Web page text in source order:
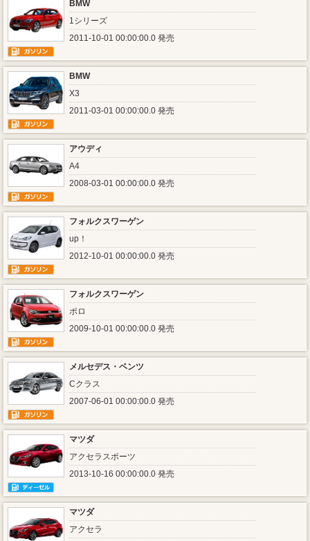
BMW
1シリーズ
2011-10-01 00:00:00.0 発売
BMW
X3
2011-03-01 00:00:00.0 発売
アウディ
A4
2008-03-01 00:00:00.0 発売
フォルクスワーゲン
up！
2012-10-01 00:00:00.0 発売
フォルクスワーゲン
ポロ
2009-10-01 00:00:00.0 発売
メルセデス・ベンツ
Cクラス
2007-06-01 00:00:00.0 発売
マツダ
アクセラスポーツ
2013-10-16 00:00:00.0 発売
マツダ
アクセラ